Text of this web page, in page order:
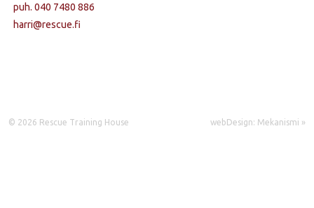
puh. 040 7480 886
harri@rescue.fi
© 2026 Rescue Training House webDesign: Mekanismi »